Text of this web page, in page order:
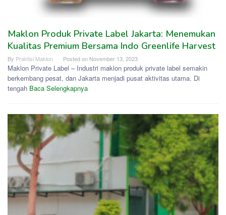
Maklon Produk Private Label Jakarta: Menemukan
Kualitas Premium Bersama Indo Greenlife Harvest
By Praktisi Maklon Posted on November 13, 2023
Maklon Private Label – Industri maklon produk private label semakin
berkembang pesat, dan Jakarta menjadi pusat aktivitas utama. Di
tengah Baca Selengkapnya